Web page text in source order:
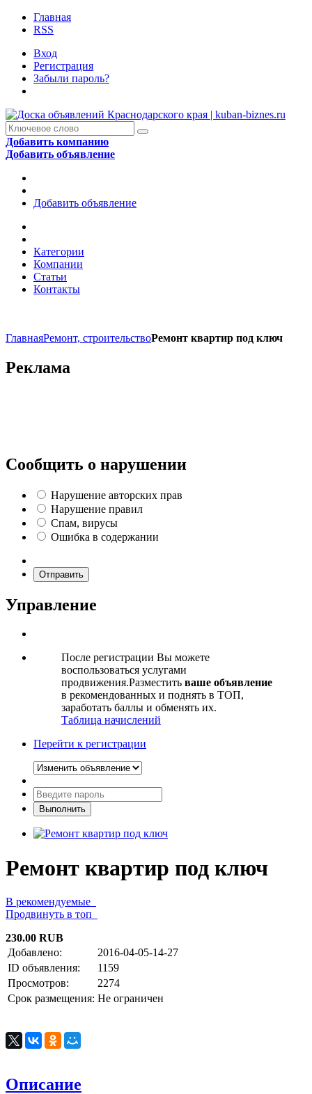
Главная
RSS
Вход
Регистрация
Забыли пароль?
Добавить компанию
Добавить объявление
Добавить объявление
Категории
Компании
Статьи
Контакты
ГлавнаяРемонт, строительствоРемонт квартир под ключ
Реклама
Сообщить о нарушении
Нарушение авторских прав
Нарушение правил
Спам, вирусы
Ошибка в содержании
Отправить
Управление
После регистрации Вы можете
воспользоваться услугами
продвижения.Разместить ваше объявление
в рекомендованных и поднять в ТОП,
заработать баллы и обменять их.
Таблица начислений
Перейти к регистрации
Ремонт квартир под ключ
В рекомендуемые
Продвинуть в топ
230.00 RUB
Добавлено:
2016-04-05-14-27
ID объявления:
1159
Просмотров:
2274
Срок размещения: Не ограничен
Описание